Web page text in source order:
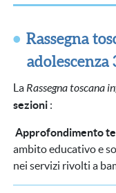
Rassegna
adolescenza
La Rassegna toscana
sezioni :
Approfondimento
ambito educativo e
nei servizi rivolti a